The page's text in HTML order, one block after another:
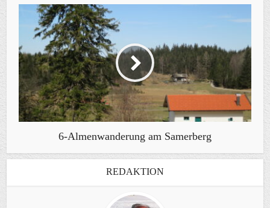
6-Almenwanderung am Samerberg
REDAKTION